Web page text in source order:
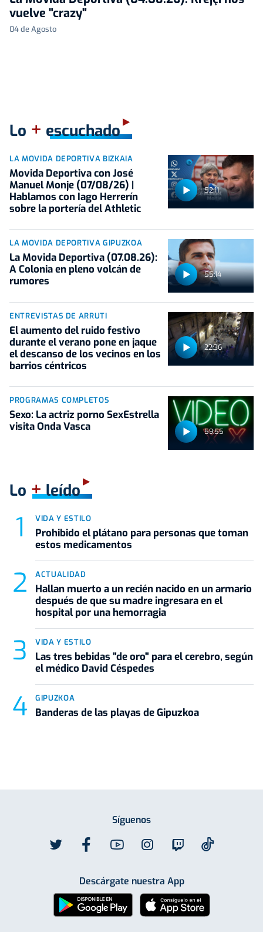
vuelve "crazy"
04 de Agosto
Lo + escuchado
52:11
LA MOVIDA DEPORTIVA BIZKAIA
Movida Deportiva con José
Manuel Monje (07/08/26) |
Hablamos con Iago Herrerín
sobre la portería del Athletic
55:14
LA MOVIDA DEPORTIVA GIPUZKOA
La Movida Deportiva (07.08.26):
A Colonia en pleno volcán de
rumores
22:36
ENTREVISTAS DE ARRUTI
El aumento del ruido festivo
durante el verano pone en jaque
el descanso de los vecinos en los
barrios céntricos
59:55
PROGRAMAS COMPLETOS
Sexo: La actriz porno SexEstrella
visita Onda Vasca
Lo +leído
VIDA Y ESTILO
Prohibido el plátano para personas que toman
estos medicamentos
ACTUALIDAD
Hallan muerto a un recién nacido en un armario
después de que su madre ingresara en el
hospital por una hemorragia
VIDA Y ESTILO
Las tres bebidas "de oro" para el cerebro, según
el médico David Céspedes
GIPUZKOA
Banderas de las playas de Gipuzkoa
Síguenos
Descárgate nuestra App